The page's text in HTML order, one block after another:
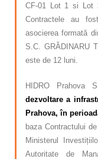
CF-01 Lot 1 si Lot
Contractele au
asocierea formată
S.C. GRĂDINARU
este de 12 luni.
HIDRO Prahova
dezvoltare a
Prahova, în
baza Contractului
Ministerul
Autoritate de